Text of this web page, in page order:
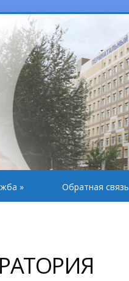
» Обратная связь